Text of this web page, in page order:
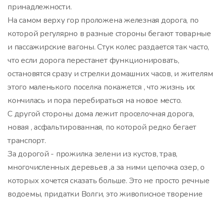
принадлежности.
На самом верху гор проложена железная дорога, по
которой регулярно в разные стороны бегают товарные
и пассажирские вагоны. Стук колес раздается так часто,
что если дорога перестанет функционировать,
остановятся сразу и стрелки домашних часов, и жителям
этого маленького поселка покажется , что жизнь их
кончилась и пора перебираться на новое место.
С другой стороны дома лежит проселочная дорога,
новая , асфальтированная, по которой редко бегает
транспорт.
За дорогой - прожилка зелени из кустов, трав,
многочисленных деревьев ,а за ними цепочка озер, о
которых хочется сказать больше. Это не просто речные
водоемы, придатки Волги, это живописное творение